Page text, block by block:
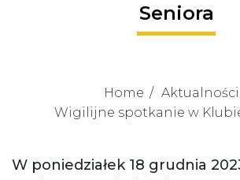
Seniora
Home
Aktualności
Wigilijne spotkanie w
W poniedziałek 18 grudnia